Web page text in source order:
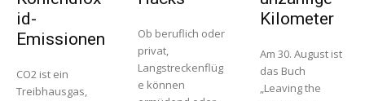
id-
Emissionen
CO2 ist ein
Treibhausgas,
Ob beruflich oder
privat,
Langstreckenflüg
e können
Kilometer
Am 30. August ist
das Buch
„Leaving the